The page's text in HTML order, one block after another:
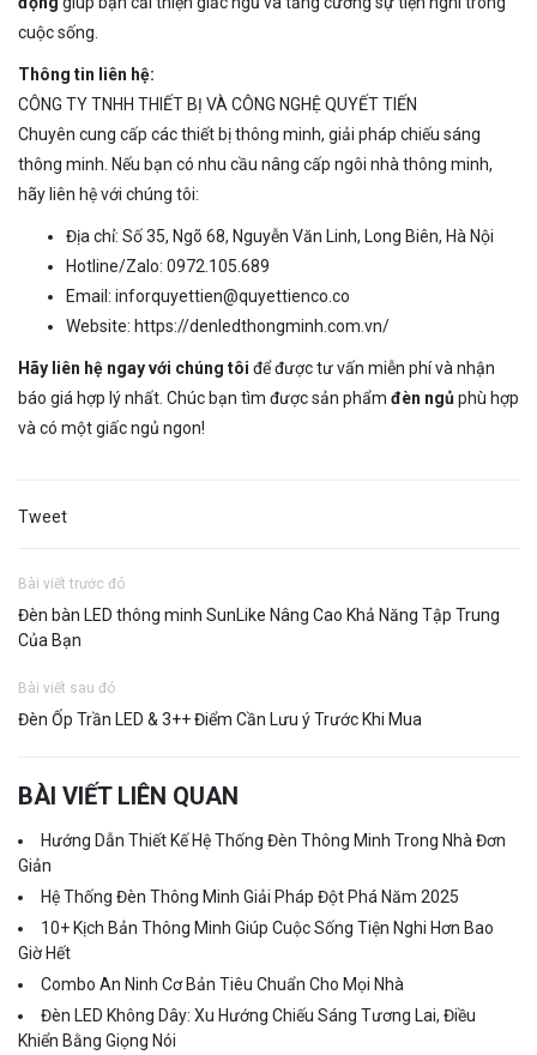
cuộc sống.
Thông tin liên hệ:
CÔNG TY TNHH THIẾT BỊ VÀ CÔNG NGHỆ QUYẾT TIẾN
Chuyên cung cấp các thiết bị thông minh, giải pháp chiếu sáng
thông minh. Nếu bạn có nhu cầu nâng cấp ngôi nhà thông minh,
hãy liên hệ với chúng tôi:
Địa chỉ: Số 35, Ngõ 68, Nguyễn Văn Linh, Long Biên, Hà Nội
Hotline/Zalo: 0972.105.689
Email: inforquyettien@quyettienco.co
Website: https://denledthongminh.com.vn/
Hãy liên hệ ngay với chúng tôi để được tư vấn miễn phí và nhận
báo giá hợp lý nhất. Chúc bạn tìm được sản phẩm đèn ngủphù hợp
và có một giấc ngủ ngon!
Tweet
Bài viết trước đó
Đèn bàn LED thông minh SunLike Nâng Cao Khả Năng Tập Trung
Của Bạn
Bài viết sau đó
Đèn Ốp Trần LED & 3++ Điểm Cần Lưu ý Trước Khi Mua
BÀI VIẾT LIÊN QUAN
Hướng Dẫn Thiết Kế Hệ Thống Đèn Thông Minh Trong Nhà Đơn
Giản
Hệ Thống Đèn Thông Minh Giải Pháp Đột Phá Năm 2025
10+ Kịch Bản Thông Minh Giúp Cuộc Sống Tiện Nghi Hơn Bao
Giờ Hết
Combo An Ninh Cơ Bản Tiêu Chuẩn Cho Mọi Nhà
Đèn LED Không Dây: Xu Hướng Chiếu Sáng Tương Lai, Điều
Khiển Bằng Giọng Nói